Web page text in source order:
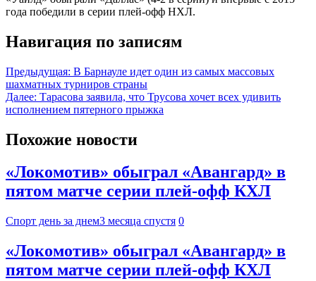
года победили в серии плей-офф НХЛ.
Навигация по записям
Предыдущая: В Барнауле идет один из самых массовых
шахматных турниров страны
Далее: Тарасова заявила, что Трусова хочет всех удивить
исполнением пятерного прыжка
Похожие новости
«Локомотив» обыграл «Авангард» в
пятом матче серии плей-офф КХЛ
Спорт день за днем3 месяца спустя 0
«Локомотив» обыграл «Авангард» в
пятом матче серии плей-офф КХЛ